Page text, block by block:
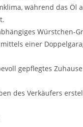
während das
einer
gepflegtes
des Verkäufers